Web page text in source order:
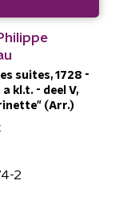
suites, 1728 -
kl.t. - deel V,
(Arr.)
2